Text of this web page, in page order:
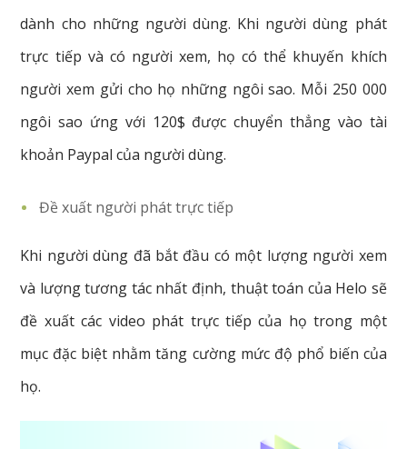
dành cho những người dùng. Khi người dùng phát
trực tiếp và có người xem, họ có thể khuyến khích
người xem gửi cho họ những ngôi sao. Mỗi 250 000
ngôi sao ứng với 120$ được chuyển thẳng vào tài
khoản Paypal của người dùng.
Đề xuất người phát trực tiếp
Khi người dùng đã bắt đầu có một lượng người xem
và lượng tương tác nhất định, thuật toán của Helo sẽ
đề xuất các video phát trực tiếp của họ trong một
mục đặc biệt nhằm tăng cường mức độ phổ biến của
họ.